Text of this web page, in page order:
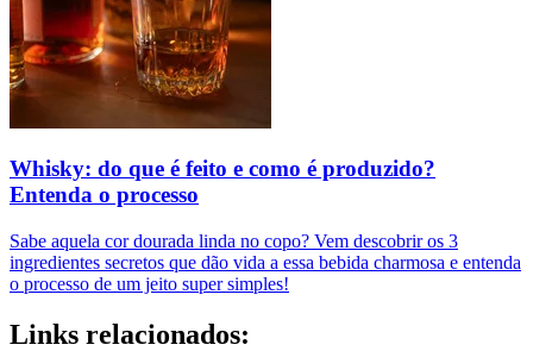
Whisky: do que é feito e como é produzido?
Entenda o processo
Sabe aquela cor dourada linda no copo? Vem descobrir os 3
ingredientes secretos que dão vida a essa bebida charmosa e entenda
o processo de um jeito super simples!
Links relacionados: